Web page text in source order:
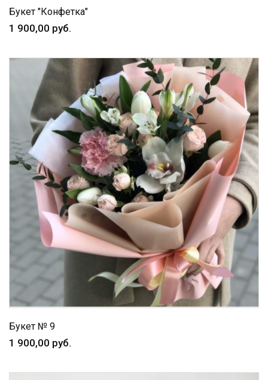
Букет "Конфетка"
1 900,00 руб.
Букет № 9
1 900,00 руб.